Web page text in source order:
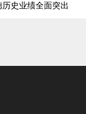
史业绩全面突出